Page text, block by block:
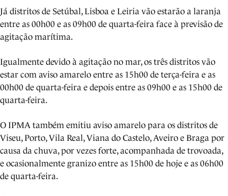
Já distritos de Setúbal, Lisboa e Leiria vão estarão a laranja
entre as 00h00 e as 09h00 de quarta-feira face à previsão de
agitação marítima.
Igualmente devido à agitação no mar, os três distritos vão
estar com aviso amarelo entre as 15h00 de terça-feira e as
00h00 de quarta-feira e depois entre as 09h00 e as 15h00 de
quarta-feira.
O IPMA também emitiu aviso amarelo para os distritos de
Viseu, Porto, Vila Real, Viana do Castelo, Aveiro e Braga por
causa da chuva, por vezes forte, acompanhada de trovoada,
e ocasionalmente granizo entre as 15h00 de hoje e as 06h00
de quarta-feira.